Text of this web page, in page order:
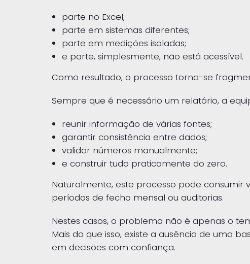
parte no Excel;
parte em sistemas diferentes;
parte em medições isoladas;
e parte, simplesmente, não está acessível.
Como resultado, o processo torna-se
Sempre que é necessário um relatório, a
reunir informação de várias fontes;
garantir consistência entre dados;
validar números manualmente;
e construir tudo praticamente do zero.
Naturalmente, este processo pode
períodos de fecho mensal ou auditorias.
Nestes casos, o problema não é apenas o
Mais do que isso, existe a ausência de uma
em decisões com confiança.